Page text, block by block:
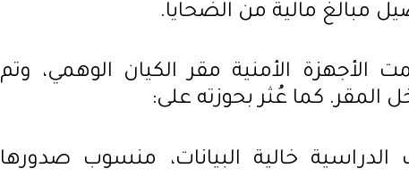
مبالغ مالية من الضحايا.
الأجهزة الأمنية مقر الكيان الوهمي، وتم
المقر. كما عُثر بحوزته على:
خالية البيانات، منسوب صدورها